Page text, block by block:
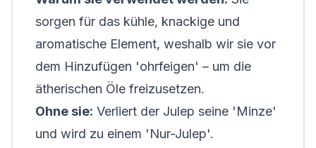
sorgen für das kühle, knackige und
aromatische Element, weshalb wir sie vor
dem Hinzufügen 'ohrfeigen' – um die
ätherischen Öle freizusetzen.
Ohne sie: Verliert der Julep seine 'Minze'
und wird zu einem 'Nur-Julep'.